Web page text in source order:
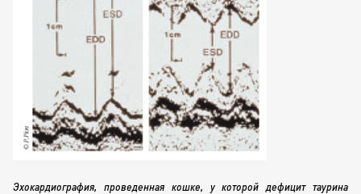
Эхокардиография, проведенная кошке, у которой дефицит таурина